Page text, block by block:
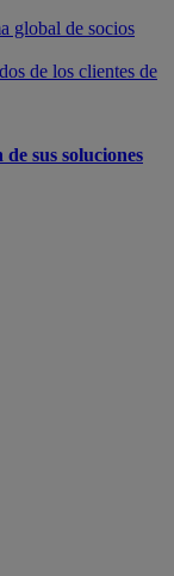
global de socios
de los clientes de
sus soluciones